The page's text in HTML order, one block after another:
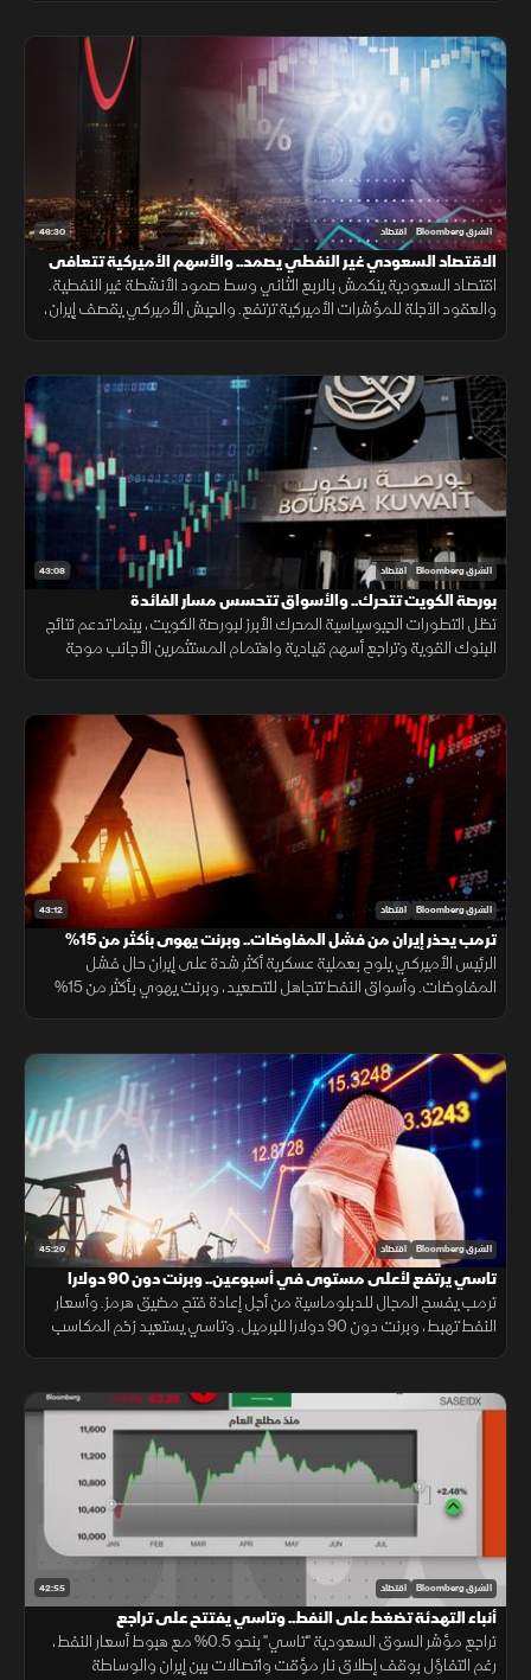
46:30 الشرق Bloomberg اقتصاد
الاقتصاد السعودي غير النفطي يصمد.. والأسهم الأميركية تتعافى
اقتصاد السعودية ينكمش بالربع الثاني وسط صمود الأنشطة غير النفطية.
والعقود الآجلة للمؤشرات الأميركية ترتفع. والجيش الأميركي يقصف إيران،
43:08 الشرق Bloomberg اقتصاد
بورصة الكويت تتحرك.. والأسواق تتحسس مسار الفائدة
تظل التطورات الجيوسياسية المحرك الأبرز لبورصة الكويت، بينما تدعم نتائج
البنوك القوية وتراجع أسهم قيادية واهتمام المستثمرين الأجانب موجة
43:12 الشرق Bloomberg اقتصاد
ترمب يحذر إيران من فشل المفاوضات.. وبرنت يهوى بأكثر من 15%
الرئيس الأميركي يلوح بعملية عسكرية أكثر شدة على إيران حال فشل
المفاوضات. وأسواق النفط تتجاهل للتصعيد، وبرنت يهوي بأكثر من 15%
45:20 الشرق Bloomberg اقتصاد
تاسي يرتفع لأعلى مستوى في أسبوعين.. وبرنت دون 90 دولارا
ترمب يفسح المجال للدبلوماسية من أجل إعادة فتح مضيق هرمز. وأسعار
النفط تهبط، وبرنت دون 90 دولارا للبرميل. وتاسي يستعيد زخم المكاسب
42:55 الشرق Bloomberg اقتصاد
أنباء التهدئة تضغط على النفط.. وتاسي يفتتح على تراجع
تراجع مؤشر السوق السعودية "تاسي" بنحو 0.5% مع هبوط أسعار النفط،
رغم التفاؤل بوقف إطلاق نار مؤقت واتصالات بين إيران والوساطة